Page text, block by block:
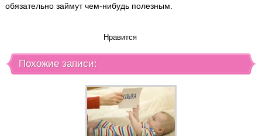
обязательно займут чем-нибудь полезным.
Нравится
Похожие записи: